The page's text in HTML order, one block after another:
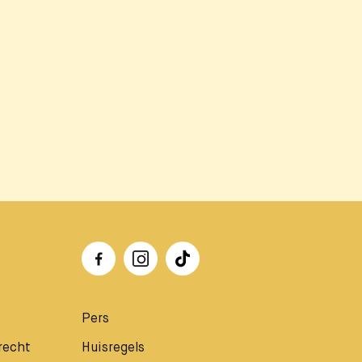
Pers
Huisregels